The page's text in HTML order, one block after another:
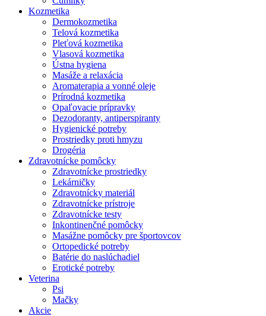
Kozmetika
Dermokozmetika
Telová kozmetika
Pleťová kozmetika
Vlasová kozmetika
Ústna hygiena
Masáže a relaxácia
Aromaterapia a vonné oleje
Prírodná kozmetika
Opaľovacie prípravky
Dezodoranty, antiperspiranty
Hygienické potreby
Prostriedky proti hmyzu
Drogéria
Zdravotnícke pomôcky
Zdravotnícke prostriedky
Lekárničky
Zdravotnícky materiál
Zdravotnícke prístroje
Zdravotnícke testy
Inkontinenčné pomôcky
Masážne pomôcky pre športovcov
Ortopedické potreby
Batérie do naslúchadiel
Erotické potreby
Veterina
Psi
Mačky
Akcie